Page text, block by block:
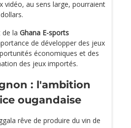
vidéo, au sens large, pourraient
de la Ghana E-sports
de développer des jeux
économiques et des
des jeux importés.
: l'ambition
ougandaise
rêve de produire du vin de